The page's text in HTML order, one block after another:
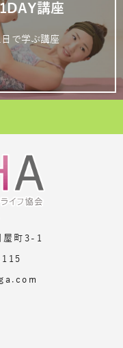
講座
で学ぶ講座
屋町3-1